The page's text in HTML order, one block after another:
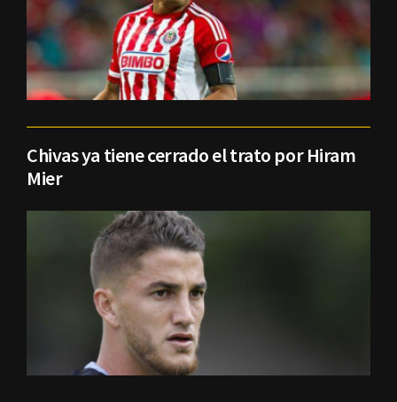
Chivas ya tiene cerrado el trato por Hiram
Mier